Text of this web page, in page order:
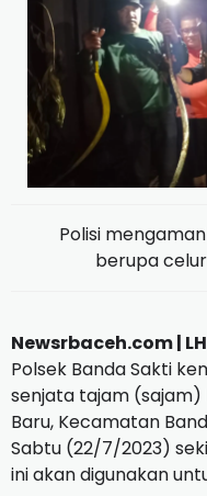
Polisi
berupa
Newsrbaceh.com |
Polsek Banda Sakti
senjata tajam (sajam)
Baru, Kecamatan
Sabtu (22/7/2023)
ini akan digunakan